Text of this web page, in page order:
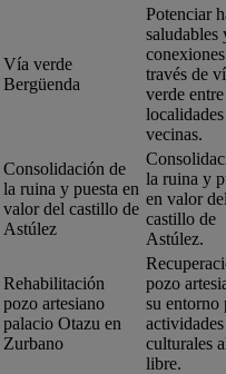
Vía verde
Bergüenda
Potenciar
saludables
través de
verde entre
localidades
vecinas.
Consolidación de
la ruina y puesta en
valor del castillo de
Astúlez
la ruina y
en valor
castillo de
Astúlez.
Rehabilitación
pozo artesiano
palacio Otazu en
Zurbano
pozo
su entorno
actividades
culturales
libre.